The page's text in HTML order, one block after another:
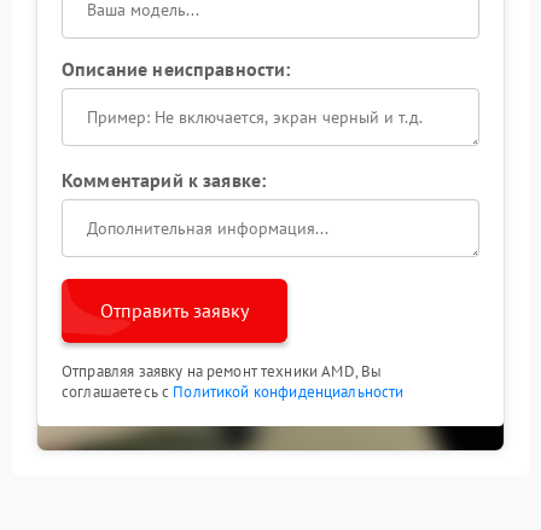
Описание неисправности:
Комментарий к заявке:
Отправить заявку
Отправляя заявку на ремонт техники AMD, Вы
соглашаетесь с Политикой конфиденциальности